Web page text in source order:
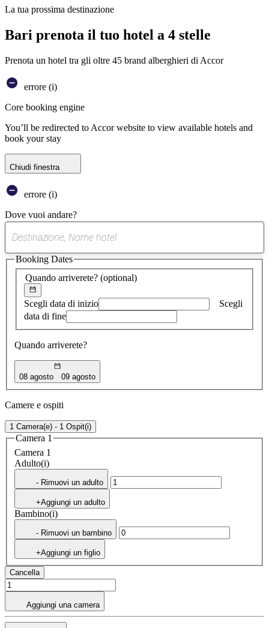
La tua prossima destinazione
Bari prenota il tuo hotel a 4 stelle
Prenota un hotel tra gli oltre 45 brand alberghieri di Accor
errore (i)
Core booking engine
You’ll be redirected to Accor website to view available hotels and
book your stay
Chiudi finestra
errore (i)
Dove vuoi andare?
suggerimento
trovato
Quando arriverete? (optional)
Scegli data di inizio
Scegli
data di fine
Quando arriverete?
08 agosto 09 agosto
Booking Dates
Camere e ospiti
1 Camera(e) - 1 Ospit(i)
Camera 1
Camera 1
Adulto(i)
- Rimuovi un adulto
+Aggiungi un adulto
Bambino(i)
- Rimuovi un bambino
+Aggiungi un figlio
Cancella
Aggiungi una camera